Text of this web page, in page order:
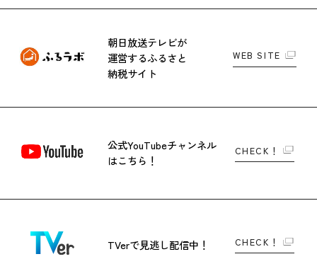
朝日放送テレビが
運営するふるさと
納税サイト
WEB SITE
公式YouTubeチャンネル
はこちら！
CHECK！
TVerで見逃し配信中！ CHECK！